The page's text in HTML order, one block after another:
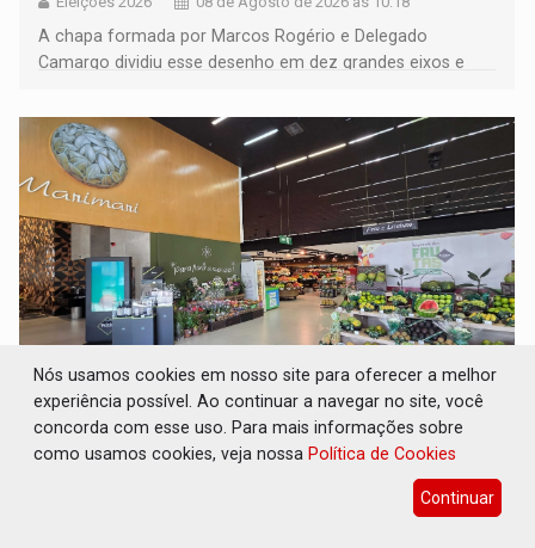
A chapa formada por Marcos Rogério e Delegado
Camargo dividiu esse desenho em dez grandes eixos e
EXPANSÃO: Grupo Nova Era amplia
presença em PVH e transforma Aramix em
Super Nova Era
Nós usamos cookies em nosso site para oferecer a melhor
experiência possível. Ao continuar a navegar no site, você
concorda com esse uso. Para mais informações sobre
como usamos cookies, veja nossa Política de Cookies
Continuar